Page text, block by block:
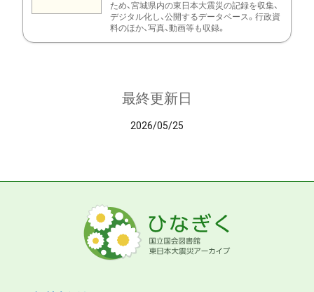
ため、宮城県内の東日本大震災の記録を収集、
デジタル化し、公開するデータベース。行政資
料のほか、写真、動画等も収録。
最終更新日
2026/05/25